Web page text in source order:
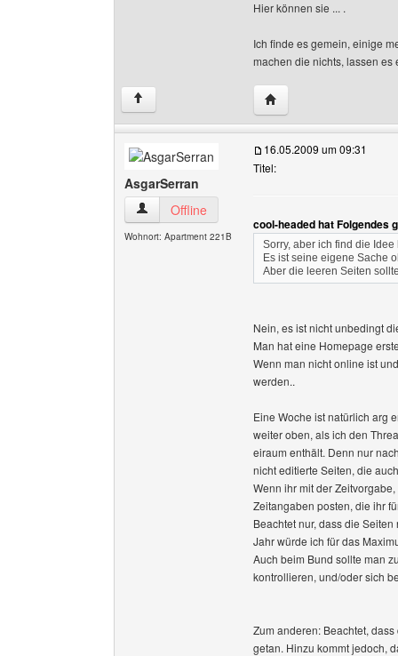
Hier können sie ... .
Ich finde es gemein, einige
machen die nichts, lassen es
↑ Website dieses
AsgarSerran
AsgarSerran Benutzer-Profile anzeigen
Offline
Wohnort: Apartment 221B
16.05.2009 um 09:31
Titel:
cool-headed hat Folgendes
Sorry, aber ich find die Idee
Es ist seine eigene Sache
Aber die leeren Seiten
Nein, es ist nicht unbedingt
Man hat eine Homepage
Wenn man nicht online ist
werden..
Eine Woche ist natürlich arg
weiter oben, als ich den
eiraum enthält. Denn nur
nicht editierte Seiten, die
Wenn ihr mit der
Zeitangaben posten, die ihr
Beachtet nur, dass die
Jahr würde ich für das
Auch beim Bund sollte man
kontrollieren, und/oder sich
Zum anderen: Beachtet,
getan. Hinzu kommt jedoch,